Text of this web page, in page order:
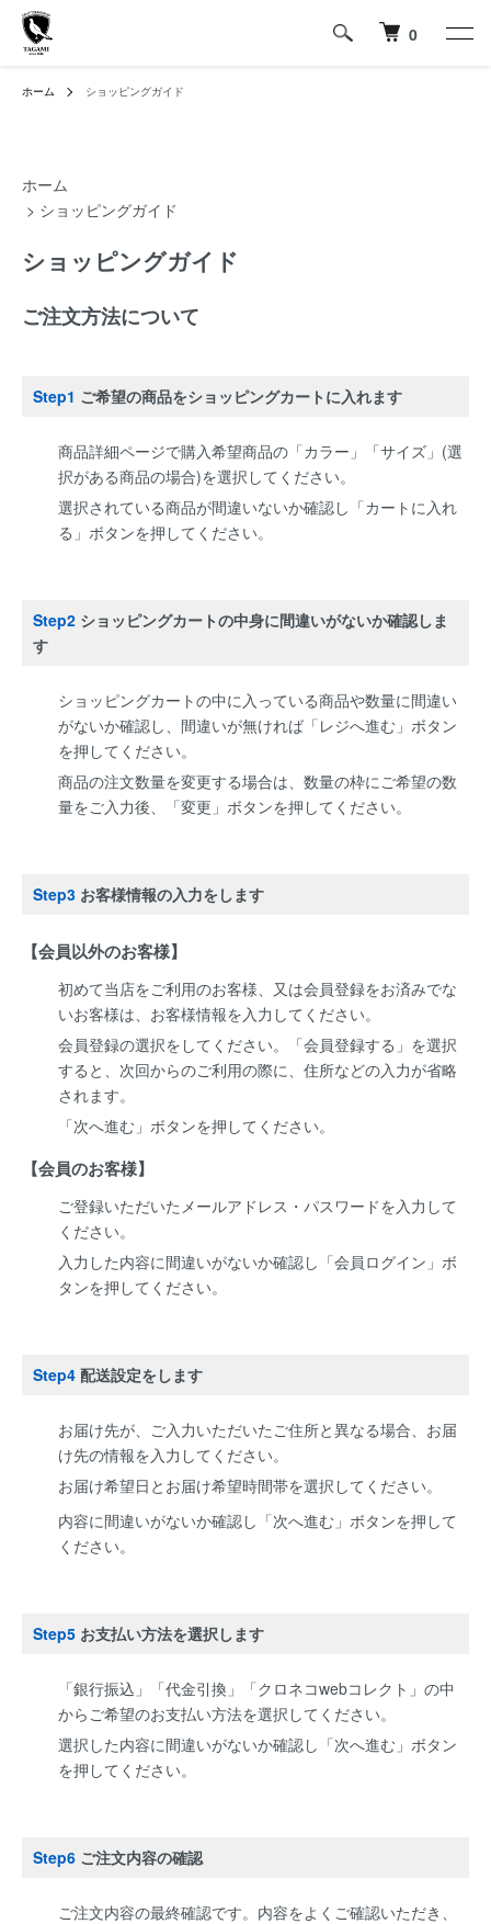
0
ホーム ショッピングガイド
ホーム
> ショッピングガイド
ショッピングガイド
ご注文方法について
Step1 ご希望の商品をショッピングカートに入れます
商品詳細ページで購入希望商品の「カラー」「サイズ」(選
択がある商品の場合)を選択してください。
選択されている商品が間違いないか確認し「カートに入れ
る」ボタンを押してください。
Step2 ショッピングカートの中身に間違いがないか確認しま
す
ショッピングカートの中に入っている商品や数量に間違い
がないか確認し、間違いが無ければ「レジへ進む」ボタン
を押してください。
商品の注文数量を変更する場合は、数量の枠にご希望の数
量をご入力後、「変更」ボタンを押してください。
Step3 お客様情報の入力をします
【会員以外のお客様】
初めて当店をご利用のお客様、又は会員登録をお済みでな
いお客様は、お客様情報を入力してください。
会員登録の選択をしてください。「会員登録する」を選択
すると、次回からのご利用の際に、住所などの入力が省略
されます。
「次へ進む」ボタンを押してください。
【会員のお客様】
ご登録いただいたメールアドレス・パスワードを入力して
ください。
入力した内容に間違いがないか確認し「会員ログイン」ボ
タンを押してください。
Step4 配送設定をします
お届け先が、ご入力いただいたご住所と異なる場合、お届
け先の情報を入力してください。
お届け希望日とお届け希望時間帯を選択してください。
内容に間違いがないか確認し「次へ進む」ボタンを押して
ください。
Step5 お支払い方法を選択します
「銀行振込」「代金引換」「クロネコwebコレクト」の中
からご希望のお支払い方法を選択してください。
選択した内容に間違いがないか確認し「次へ進む」ボタン
を押してください。
Step6 ご注文内容の確認
ご注文内容の最終確認です。内容をよくご確認いただき、